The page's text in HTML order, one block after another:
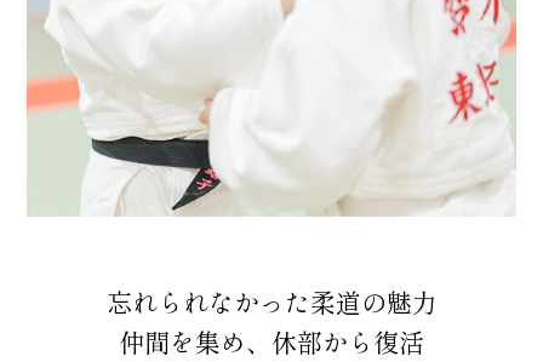
忘れられなかった柔道の魅力
仲間を集め、休部から復活